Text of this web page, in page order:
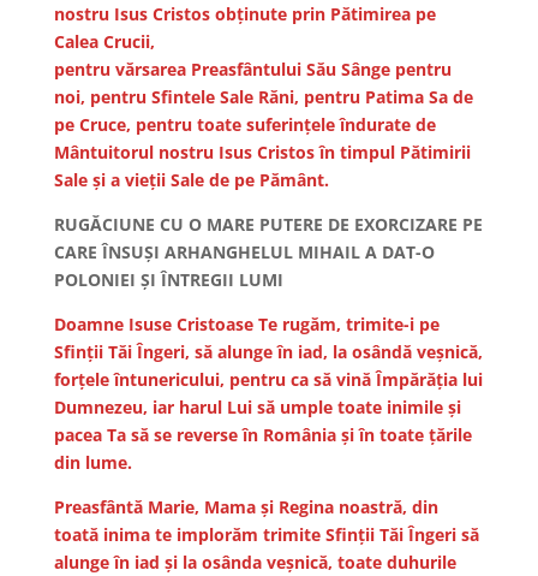
nostru Isus Cristos obţinute prin Pătimirea pe
Calea Crucii,
pentru vărsarea Preasfântului Său Sânge pentru
noi, pentru Sfintele Sale Răni, pentru Patima Sa de
pe Cruce, pentru toate suferințele îndurate de
Mântuitorul nostru Isus Cristos în timpul Pătimirii
Sale și a vieții Sale de pe Pământ.
RUGĂCIUNE CU O MARE PUTERE DE EXORCIZARE PE
CARE ÎNSUȘI ARHANGHELUL MIHAIL A DAT-O
POLONIEI ȘI ÎNTREGII LUMI
Doamne Isuse Cristoase Te rugăm, trimite-i pe
Sfinții Tăi Îngeri, să alunge în iad, la osândă veșnică,
forțele întunericului, pentru ca să vină Împărăția lui
Dumnezeu, iar harul Lui să umple toate inimile și
pacea Ta să se reverse în România și în toate țările
din lume.
Preasfântă Marie, Mama și Regina noastră, din
toată inima te implorăm trimite Sfinții Tăi Îngeri să
alunge în iad și la osânda veșnică, toate duhurile